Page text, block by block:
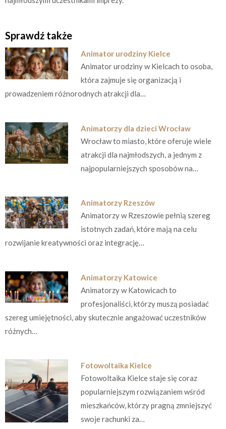
Sprawdź także
Animator urodziny Kielce
Animator urodziny w Kielcach to osoba,
która zajmuje się organizacją i
prowadzeniem różnorodnych atrakcji dla…
Animatorzy dla dzieci Wrocław
Wrocław to miasto, które oferuje wiele
atrakcji dla najmłodszych, a jednym z
najpopularniejszych sposobów na…
Animatorzy Rzeszów
Animatorzy w Rzeszowie pełnią szereg
istotnych zadań, które mają na celu
rozwijanie kreatywności oraz integrację…
Animatorzy Katowice
Animatorzy w Katowicach to
profesjonaliści, którzy muszą posiadać
szereg umiejętności, aby skutecznie angażować uczestników
różnych…
Fotowoltaika Kielce
Fotowoltaika Kielce staje się coraz
popularniejszym rozwiązaniem wśród
mieszkańców, którzy pragną zmniejszyć
swoje rachunki za…